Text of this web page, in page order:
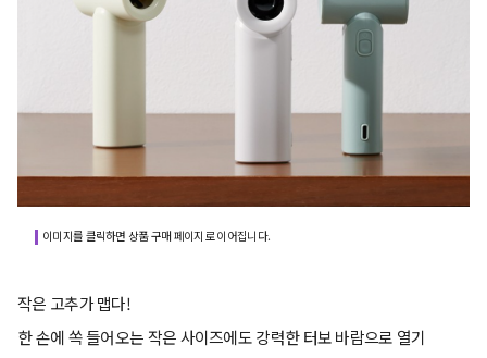
이미지를 클릭하면 상품 구매 페이지로 이어집니다.
작은 고추가 맵다!
한 손에 쏙 들어오는 작은 사이즈에도 강력한 터보 바람으로 열기